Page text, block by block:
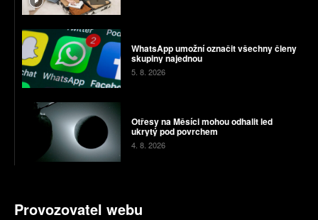
WhatsApp umožní označit všechny členy
skupiny najednou
5. 8. 2026
Otřesy na Měsíci mohou odhalit led
ukrytý pod povrchem
4. 8. 2026
Provozovatel webu